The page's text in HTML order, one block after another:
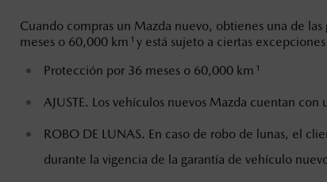
Cuando compras un Mazda nuevo, obtienes una de
meses o 60,000 km 1 y está sujeto a ciertas
Protección por 36 meses o 60,000 km 1
AJUSTE. Los vehículos nuevos Mazda cuentan
ROBO DE LUNAS. En caso de robo de lunas, el
durante la vigencia de la garantía de vehículo
6
Los precios y especificaciones
modificar las especificaciones y los